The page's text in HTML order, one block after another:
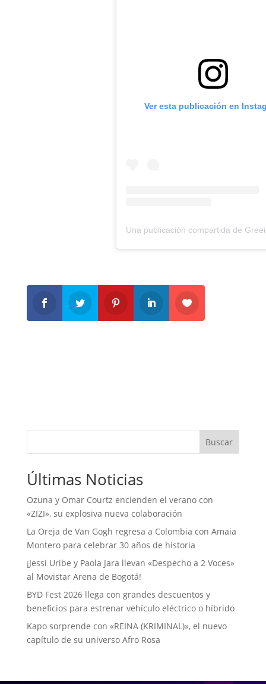
Ver esta publicación en
Buscar
Últimas Noticias
Ozuna y Omar Courtz encienden el verano con
«ZIZI», su explosiva nueva colaboración
La Oreja de Van Gogh regresa a Colombia con Amaia
Montero para celebrar 30 años de historia
¡Jessi Uribe y Paola Jara llevan «Despecho a 2 Voces»
al Movistar Arena de Bogotá!
BYD Fest 2026 llega con grandes descuentos y
beneficios para estrenar vehículo eléctrico o híbrido
Kapo sorprende con «REINA (KRIMINAL)», el nuevo
capítulo de su universo Afro Rosa